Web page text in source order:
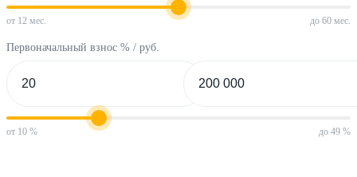
от 12 мес. до 60 мес.
Первоначальный взнос % / руб.
от 10 % до 49 %